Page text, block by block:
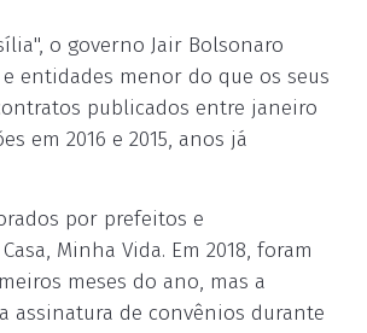
o governo Jair Bolsonaro
entidades menor do que os seus
publicados entre janeiro
em 2016 e 2015, anos já
por prefeitos e
Minha Vida. Em 2018, foram
meses do ano, mas a
assinatura de convênios durante